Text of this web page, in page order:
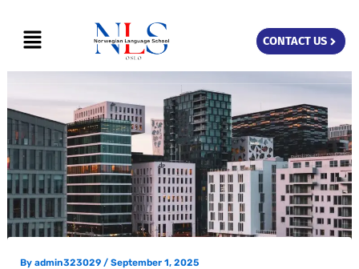
content
Menu CONTACT US
By admin323029 / September 1, 2025